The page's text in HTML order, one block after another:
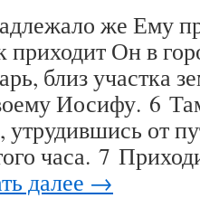
же Ему
Он в
близ участка
Иосифу. 6
от
часа. 7
далее →